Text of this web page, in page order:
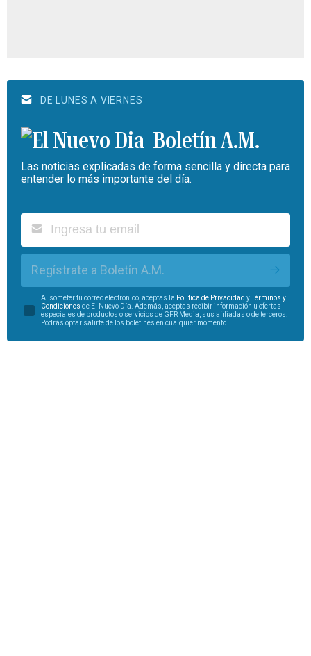
DE LUNES A VIERNES
Boletín A.M.
Las noticias explicadas de forma sencilla y directa para
entender lo más importante del día.
Regístrate a Boletín A.M.
Al someter tu correo electrónico, aceptas la Política de Privacidad yTérminos y
Condiciones de El Nuevo Día. Además, aceptas recibir información u ofertas
especiales de productos o servicios de GFR Media, sus afiliadas o de terceros.
Podrás optar salirte de los boletines en cualquier momento.